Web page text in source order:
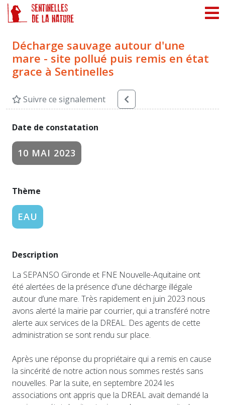
Décharge sauvage autour d'une
mare - site pollué puis remis en état
grace à Sentinelles
Suivre ce signalement
Date de constatation
10 MAI 2023
Thème
EAU
Description
La SEPANSO Gironde et FNE Nouvelle-Aquitaine ont
été alertées de la présence d'une décharge illégale
autour d’une mare. Très rapidement en juin 2023 nous
avons alerté la mairie par courrier, qui a transféré notre
alerte aux services de la DREAL. Des agents de cette
administration se sont rendu sur place.
Après une réponse du propriétaire qui a remis en cause
la sincérité de notre action nous sommes restés sans
nouvelles. Par la suite, en septembre 2024 les
associations ont appris que la DREAL avait demandé la
Panneau de gestion des cookies